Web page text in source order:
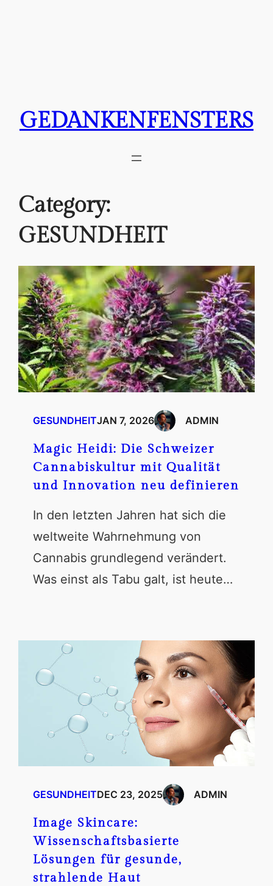
GEDANKENFENSTERS
Category:
GESUNDHEIT
GESUNDHEITJAN 7, 2026 ADMIN
Magic Heidi: Die Schweizer
Cannabiskultur mit Qualität
und Innovation neu definieren
In den letzten Jahren hat sich die
weltweite Wahrnehmung von
Cannabis grundlegend verändert.
Was einst als Tabu galt, ist heute…
GESUNDHEITDEC 23, 2025 ADMIN
Image Skincare:
Wissenschaftsbasierte
Lösungen für gesunde,
strahlende Haut